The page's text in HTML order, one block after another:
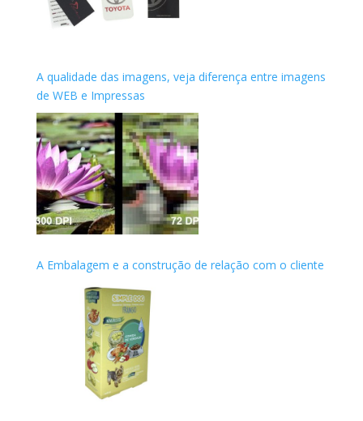
A qualidade das imagens, veja diferença entre imagens
de WEB e Impressas
A Embalagem e a construção de relação com o cliente